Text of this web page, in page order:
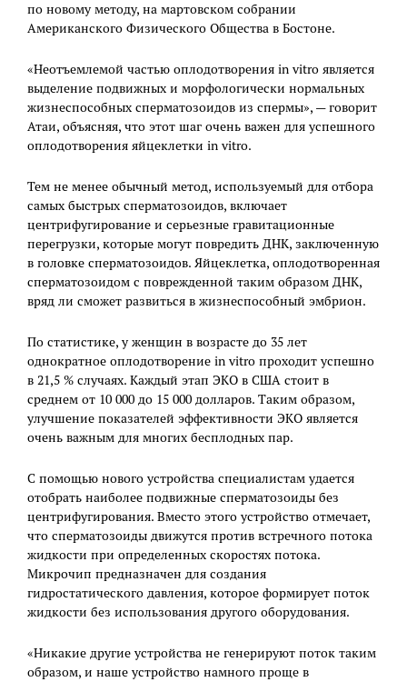
по новому методу, на мартовском собрании
Американского Физического Общества в Бостоне.
«Неотъемлемой частью оплодотворения in vitro является
выделение подвижных и морфологически нормальных
жизнеспособных сперматозоидов из спермы», — говорит
Атаи, объясняя, что этот шаг очень важен для успешного
оплодотворения яйцеклетки in vitro.
Тем не менее обычный метод, используемый для отбора
самых быстрых сперматозоидов, включает
центрифугирование и серьезные гравитационные
перегрузки, которые могут повредить ДНК, заключенную
в головке сперматозоидов. Яйцеклетка, оплодотворенная
сперматозоидом с поврежденной таким образом ДНК,
вряд ли сможет развиться в жизнеспособный эмбрион.
По статистике, у женщин в возрасте до 35 лет
однократное оплодотворение in vitro проходит успешно
в 21,5 % случаях. Каждый этап ЭКО в США стоит в
среднем от 10 000 до 15 000 долларов. Таким образом,
улучшение показателей эффективности ЭКО является
очень важным для многих бесплодных пар.
С помощью нового устройства специалистам удается
отобрать наиболее подвижные сперматозоиды без
центрифугирования. Вместо этого устройство отмечает,
что сперматозоиды движутся против встречного потока
жидкости при определенных скоростях потока.
Микрочип предназначен для создания
гидростатического давления, которое формирует поток
жидкости без использования другого оборудования.
«Никакие другие устройства не генерируют поток таким
образом, и наше устройство намного проще в